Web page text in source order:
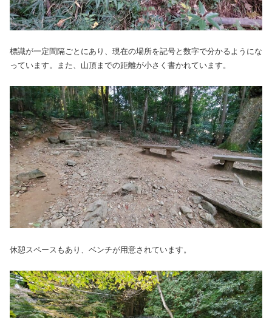
標識が一定間隔ごとにあり、現在の場所を記号と数字で分かるようにな
っています。また、山頂までの距離が小さく書かれています。
休憩スペースもあり、ベンチが用意されています。